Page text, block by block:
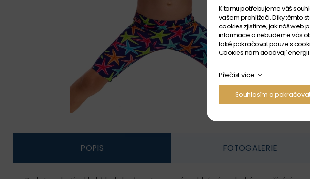
POPIS FOTOGALERIE
K tomu potřebujeme váš
vašem prohlížeči. Díky těmto
cookies zjistíme, jak náš web
informace a nebudeme vás
také pokračovat pouze s
Cookies nám dodávají
Přečíst více
Souhlasím a pokračovat